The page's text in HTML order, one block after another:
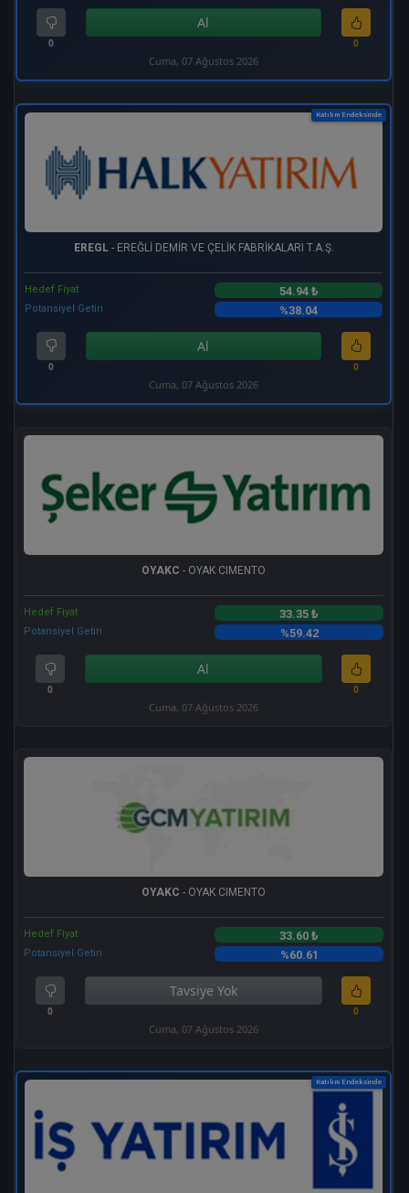
0
Al
0
Cuma, 07 Ağustos 2026
Katılım Endeksinde
EREGL - EREĞLİ DEMİR VE ÇELİK FABRİKALARI T.A.Ş.
Hedef Fiyat 54.94 ₺
Potansiyel Getiri %38.04
0
Al
0
Cuma, 07 Ağustos 2026
OYAKC - OYAK CIMENTO
Hedef Fiyat 33.35 ₺
Potansiyel Getiri %59.42
0
Al
0
Cuma, 07 Ağustos 2026
OYAKC - OYAK CIMENTO
Hedef Fiyat 33.60 ₺
Potansiyel Getiri %60.61
0
Tavsiye Yok
0
Cuma, 07 Ağustos 2026
Katılım Endeksinde